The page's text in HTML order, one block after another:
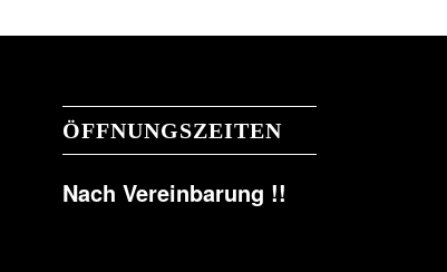
ÖFFNUNGSZEITEN
Nach Vereinbarung !!